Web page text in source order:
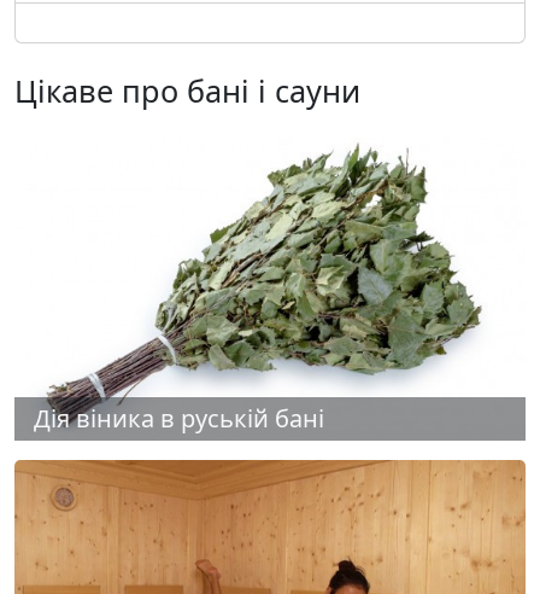
Цікаве про бані і сауни
Дія віника в руській бані